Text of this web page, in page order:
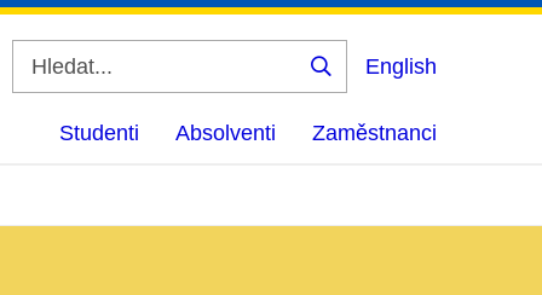
Vyhledat
English
Studenti Absolventi Zaměstnanci